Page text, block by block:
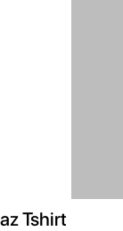
Tshirt